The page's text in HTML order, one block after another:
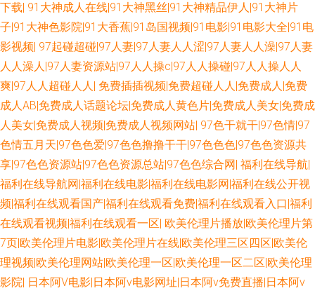
福利导航老司机 超碰大青青97 黄色五月天韩国 丁香五月天狠狠撸 九九精品
一级 俺来也最新网址 超碰97制服 老司机日日夜夜 人妻九色 国内自拍论理
色A级大片 久久草草热国产 99热都是精品7 豆花成人在线 国产人人操人人
影音先锋男人站 第一福利导航站 五月花成人 久久伊人国产 深夜福利网址 韩
国AV逼天堂 午夜剧场福利 91网站免费入口 超碰在人 在线观看黄色电影 另色
激情 欧美自慰喷水网站 老湿机av导航 国产高清肏屄电影 欧美艹比视频 福利
在线观看1 国产福利久久精品 三级片人妻无码 91爱国国产精品 熟妇ea87av
下载| 91大神成人在线|91大神黑丝|91大神精品伊人|91大神片
子|91大神色影院|91大香蕉|91岛国视频|91电影|91电影大全|91电
影视频| 97起碰超碰|97人妻|97人妻人人涩|97人妻人人澡|97人妻
人人澡人|97人妻资源站|97人人操c|97人人操碰|97人人操人人
爽|97人人超碰人人| 免费插插视频|免费超碰人人|免费成人|免费
成人AB|免费成人话题论坛|免费成人黄色片|免费成人美女|免费成
人美女|免费成人视频|免费成人视频网站| 97色干就干|97色情|97
色情五月天|97色色爱|97色色撸撸干干|97色色色|97色色资源共
享|97色色资源站|97色色资源总站|97色色综合网| 福利在线导航|
福利在线导航网|福利在线电影|福利在线电影网|福利在线公开视
频|福利在线观看国产|福利在线观看免费|福利在线观看入口|福利
在线观看视频|福利在线观看一区| 欧美伦理片播放|欧美伦理片第
7页|欧美伦理片电影|欧美伦理片在线|欧美伦理三区四区|欧美伦
理视频|欧美伦理网站|欧美伦理一区|欧美伦理一区二区|欧美伦理
影院| 日本阿V电影|日本阿v电影网址|日本阿v免费直播|日本阿v